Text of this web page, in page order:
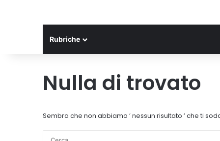
Rubriche
Nulla di trovato
Sembra che non abbiamo ’ nessun risultato ’ che ti